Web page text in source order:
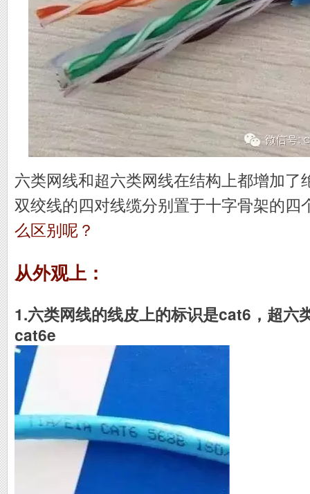
六类网线和超六类网线在结构上都增加了
双绞线的四对线缆分别置于十字骨架的四
么区别呢？
从外观上：
1.六类网线的线皮上的标识是cat6，超六
cat6e